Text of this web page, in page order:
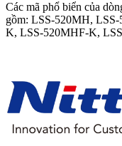
Các mã phổ biển của
gồm: LSS-520MH,
K, LSS-520MHF-K,